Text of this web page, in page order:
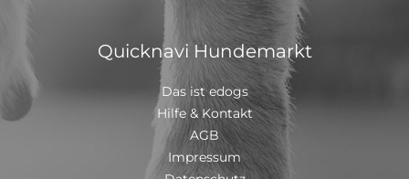
Quicknavi Hundemarkt
Das ist edogs
Hilfe & Kontakt
AGB
Impressum